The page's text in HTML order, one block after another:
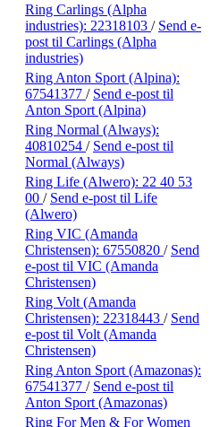
Ring Carlings (Alpha
industries): 22318103 / Send e-
post til Carlings (Alpha
industries)
Ring Anton Sport (Alpina):
67541377 / Send e-post til
Anton Sport (Alpina)
Ring Normal (Always):
40810254 / Send e-post til
Normal (Always)
Ring Life (Alwero): 22 40 53
00 / Send e-post til Life
(Alwero)
Ring VIC (Amanda
Christensen): 67550820 / Send
e-post til VIC (Amanda
Christensen)
Ring Volt (Amanda
Christensen): 22318443 / Send
e-post til Volt (Amanda
Christensen)
Ring Anton Sport (Amazonas):
67541377 / Send e-post til
Anton Sport (Amazonas)
Ring For Men & For Women